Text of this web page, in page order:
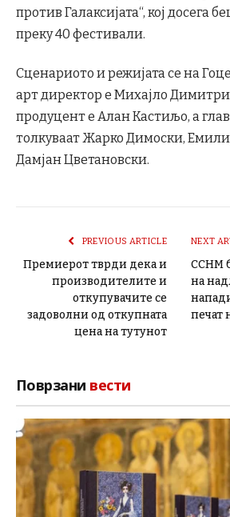
против Галаксијата“, кој досега
преку 40 фестивали.
Сценариото и режијата се на
арт директор е Михајло
продуцент е Алан Кастиљо, а
толкуваат Жарко Димоски,
Дамјан Цветановски.
PREVIOUS ARTICLE
Премиерот тврди дека и
производителите и
откупувачите се
задоволни од откупната
цена на тутунот
NEXT
ССНМ
на
печат
Поврзани вести